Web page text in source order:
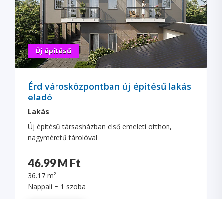
Új építésű
Érd városközpontban új építésű lakás
eladó
Lakás
Új építésű társasházban első emeleti otthon,
nagyméretű tárolóval
46.99 M Ft
36.17 m²
Nappali + 1 szoba